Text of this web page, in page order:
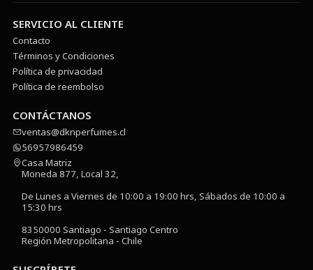
SERVICIO AL CLIENTE
Contacto
Términos y Condiciones
Política de privacidad
Política de reembolso
CONTÁCTANOS
ventas@dknperfumes.cl
56957986459
Casa Matriz
Moneda 877, Local 32,
De Lunes a Viernes de 10:00 a 19:00 hrs, Sábados de 10:00 a
15:30 hrs
8350000 Santiago - Santiago Centro
Región Metropolitana - Chile